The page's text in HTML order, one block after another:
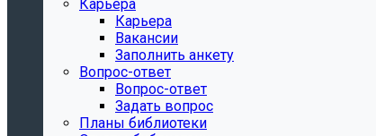
Карьера
Карьера
Вакансии
Заполнить анкету
Вопрос-ответ
Вопрос-ответ
Задать вопрос
Планы библиотеки